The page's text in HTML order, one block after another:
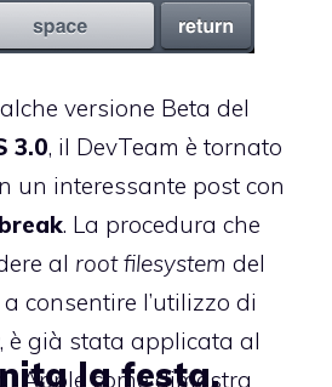
versione Beta del
3.0, il DevTeam è tornato
un interessante post con
. La procedura che
al root filesystem del
consentire l’utilizzo di
, è già stata applicata al
Apple come dimostra
la festa,